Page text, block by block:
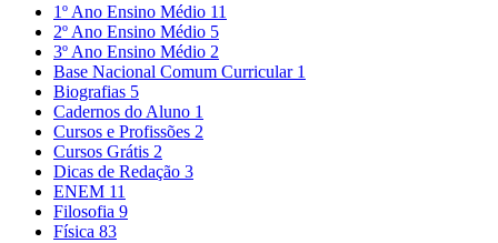
1º Ano Ensino Médio 11
2º Ano Ensino Médio 5
3º Ano Ensino Médio 2
Base Nacional Comum Curricular 1
Biografias 5
Cadernos do Aluno 1
Cursos e Profissões 2
Cursos Grátis 2
Dicas de Redação 3
ENEM 11
Filosofia 9
Física 83